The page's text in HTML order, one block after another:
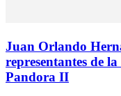
Juan Orlando
representantes de
Pandora II